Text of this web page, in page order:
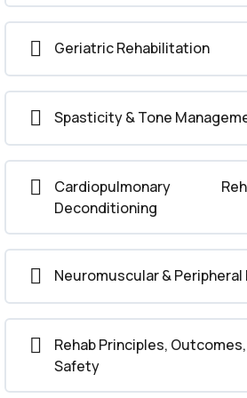
Geriatric Rehabilitation
Spasticity & Tone
Cardiopulmonary
Deconditioning
Neuromuscular &
Rehab Principles,
Safety